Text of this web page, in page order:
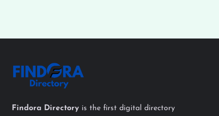
Findora Directory is the first digital directory